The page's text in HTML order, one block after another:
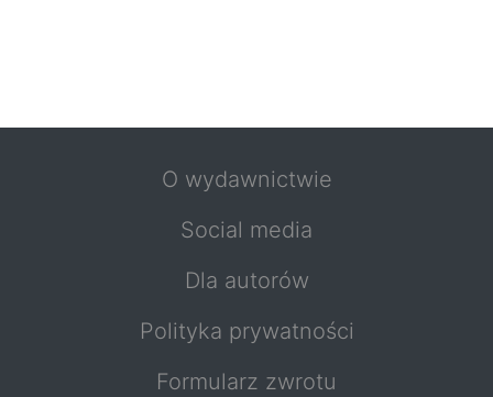
O wydawnictwie
Social media
Dla autorów
Polityka prywatności
Formularz zwrotu